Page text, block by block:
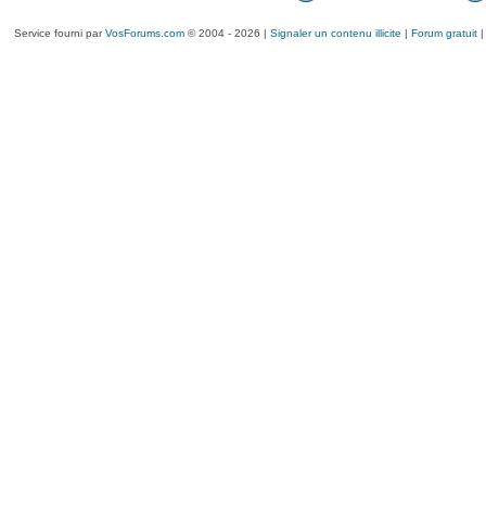
Service fourni parVosForums.com© 2004 - 2026 | Signaler un contenu illicite | Forum gratuit|